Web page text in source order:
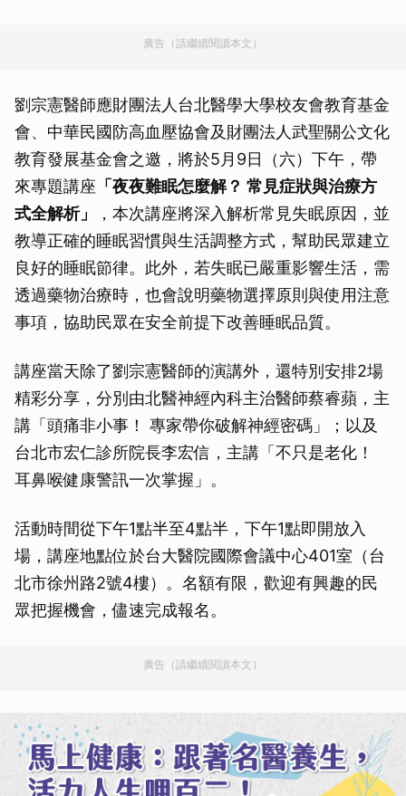
廣告（請繼續閱讀本文）
劉宗憲醫師應財團法人台北醫學大學校友會教育基金
會、中華民國防高血壓協會及財團法人武聖關公文化
教育發展基金會之邀，將於5月9日（六）下午，帶
來專題講座 「夜夜難眠怎麼解？ 常見症狀與治療方
式全解析」
，本次講座將深入解析常見失眠原因，並
教導正確的睡眠習慣與生活調整方式，幫助民眾建立
良好的睡眠節律。此外，若失眠已嚴重影響生活，需
透過藥物治療時，也會說明藥物選擇原則與使用注意
事項，協助民眾在安全前提下改善睡眠品質。
講座當天除了劉宗憲醫師的演講外，還特別安排2場
精彩分享，分別由北醫神經內科主治醫師蔡睿蘋，主
講「頭痛非小事！ 專家帶你破解神經密碼」；以及
台北市宏仁診所院長李宏信，主講「不只是老化！
耳鼻喉健康警訊一次掌握」。
活動時間從下午1點半至4點半，下午1點即開放入
場，講座地點位於台大醫院國際會議中心401室（台
北市徐州路2號4樓）。名額有限，歡迎有興趣的民
眾把握機會，儘速完成報名。
廣告（請繼續閱讀本文）